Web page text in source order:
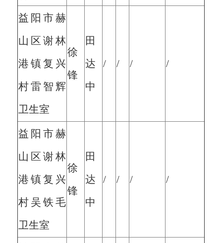
益阳市赫
山区谢林
港镇复兴
村雷智辉
卫生室
徐
锋
田
达
中
/ / / /
益阳市赫
山区谢林
港镇复兴
村吴铁毛
卫生室
徐
锋
田
达
中
/ / / /